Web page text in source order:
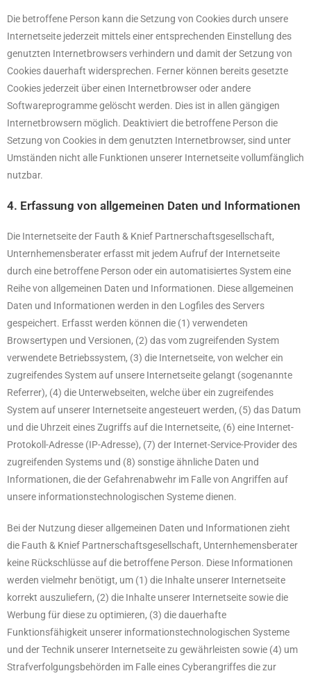
Die betroffene Person kann die Setzung von Cookies durch unsere
Internetseite jederzeit mittels einer entsprechenden Einstellung des
genutzten Internetbrowsers verhindern und damit der Setzung von
Cookies dauerhaft widersprechen. Ferner können bereits gesetzte
Cookies jederzeit über einen Internetbrowser oder andere
Softwareprogramme gelöscht werden. Dies ist in allen gängigen
Internetbrowsern möglich. Deaktiviert die betroffene Person die
Setzung von Cookies in dem genutzten Internetbrowser, sind unter
Umständen nicht alle Funktionen unserer Internetseite vollumfänglich
nutzbar.
4. Erfassung von allgemeinen Daten und Informationen
Die Internetseite der Fauth & Knief Partnerschaftsgesellschaft,
Unternhemensberater erfasst mit jedem Aufruf der Internetseite
durch eine betroffene Person oder ein automatisiertes System eine
Reihe von allgemeinen Daten und Informationen. Diese allgemeinen
Daten und Informationen werden in den Logfiles des Servers
gespeichert. Erfasst werden können die (1) verwendeten
Browsertypen und Versionen, (2) das vom zugreifenden System
verwendete Betriebssystem, (3) die Internetseite, von welcher ein
zugreifendes System auf unsere Internetseite gelangt (sogenannte
Referrer), (4) die Unterwebseiten, welche über ein zugreifendes
System auf unserer Internetseite angesteuert werden, (5) das Datum
und die Uhrzeit eines Zugriffs auf die Internetseite, (6) eine Internet-
Protokoll-Adresse (IP-Adresse), (7) der Internet-Service-Provider des
zugreifenden Systems und (8) sonstige ähnliche Daten und
Informationen, die der Gefahrenabwehr im Falle von Angriffen auf
unsere informationstechnologischen Systeme dienen.
Bei der Nutzung dieser allgemeinen Daten und Informationen zieht
die Fauth & Knief Partnerschaftsgesellschaft, Unternhemensberater
keine Rückschlüsse auf die betroffene Person. Diese Informationen
werden vielmehr benötigt, um (1) die Inhalte unserer Internetseite
korrekt auszuliefern, (2) die Inhalte unserer Internetseite sowie die
Werbung für diese zu optimieren, (3) die dauerhafte
Funktionsfähigkeit unserer informationstechnologischen Systeme
und der Technik unserer Internetseite zu gewährleisten sowie (4) um
Strafverfolgungsbehörden im Falle eines Cyberangriffes die zur